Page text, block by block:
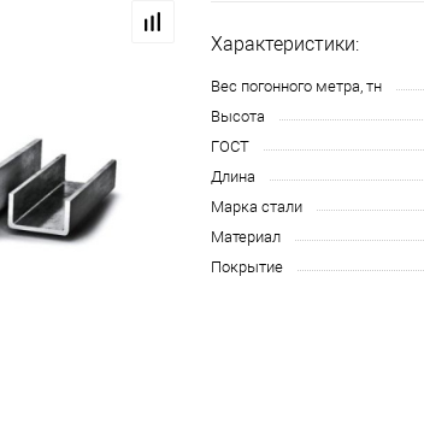
Характеристики:
Вес погонного метра, тн
Высота
ГОСТ
Длина
Марка стали
Материал
Покрытие